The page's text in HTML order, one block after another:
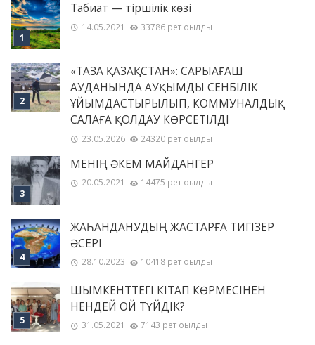
Табиғат — тіршілік көзі
14.05.2021 33786 рет оқылды
«ТАЗА ҚАЗАҚСТАН»: САРЫАҒАШ
АУДАНЫНДА АУҚЫМДЫ СЕНБІЛІК
ҰЙЫМДАСТЫРЫЛЫП, КОММУНАЛДЫҚ
САЛАҒА ҚОЛДАУ КӨРСЕТІЛДІ
23.05.2026 24320 рет оқылды
МЕНІҢ ƏКЕМ МАЙДАНГЕР
20.05.2021 14475 рет оқылды
ЖАҺАНДАНУДЫҢ ЖАСТАРҒА ТИГІЗЕР
ӘСЕРІ
28.10.2023 10418 рет оқылды
ШЫМКЕНТТЕГІ КІТАП КӨРМЕСІНЕН
НЕНДЕЙ ОЙ ТҮЙДІК?
31.05.2021 7143 рет оқылды